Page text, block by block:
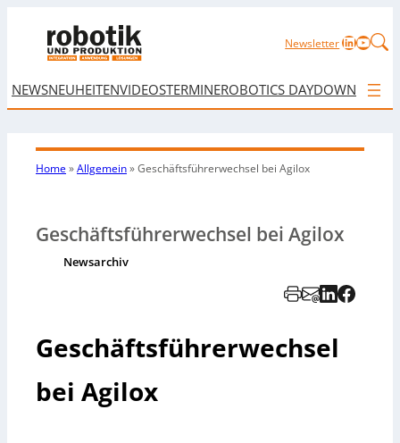
NewsletterLinkedIn
NEWSNEUHEITENVIDEOSTERMINEROBOTICS DAYDOWNLOAD
Home»Allgemein»Geschäftsführerwechsel bei Agilox
Geschäftsführerwechsel bei Agilox
Newsarchiv
Geschäftsführerwechsel
bei Agilox